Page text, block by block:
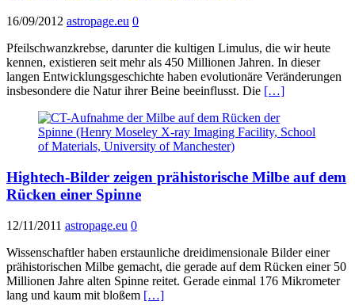
16/09/2012 astropage.eu 0
Pfeilschwanzkrebse, darunter die kultigen Limulus, die wir heute
kennen, existieren seit mehr als 450 Millionen Jahren. In dieser
langen Entwicklungsgeschichte haben evolutionäre Veränderungen
insbesondere die Natur ihrer Beine beeinflusst. Die […]
Hightech-Bilder zeigen prähistorische Milbe auf dem
Rücken einer Spinne
12/11/2011 astropage.eu 0
Wissenschaftler haben erstaunliche dreidimensionale Bilder einer
prähistorischen Milbe gemacht, die gerade auf dem Rücken einer 50
Millionen Jahre alten Spinne reitet. Gerade einmal 176 Mikrometer
lang und kaum mit bloßem […]